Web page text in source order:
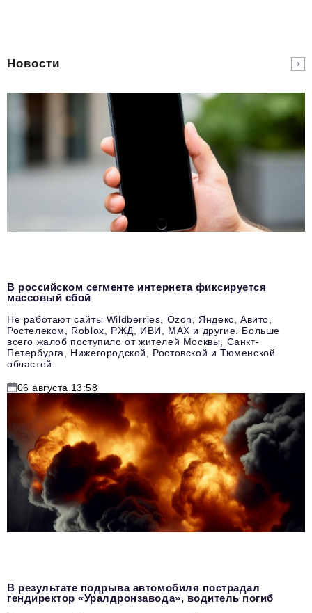
Новости
В российском сегменте интернета фиксируется
массовый сбой
Не работают сайты Wildberries, Ozon, Яндекс, Авито,
Ростелеком, Roblox, РЖД, ИВИ, MAX и другие. Больше
всего жалоб поступило от жителей Москвы, Санкт-
Петербурга, Нижегородской, Ростовской и Тюменской
областей.
06 августа 13:58
В результате подрыва автомобиля пострадал
гендиректор «Уралдронзавода», водитель погиб